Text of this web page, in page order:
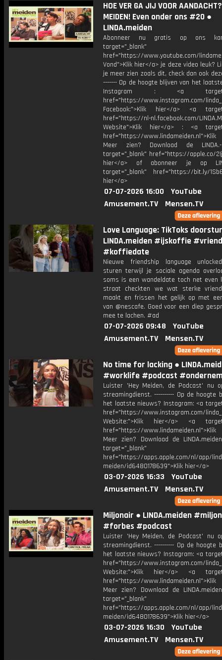
HOE VER GA JIJ VOOR
MEIDEN! Even onder ons #20 ●
LINDA.meiden
Abonneer nu gratis op ons
target="_blank"
href="https://www.youtube.com/
Vond">Klik hier</a> je deze video leuk?
je meer zien zoals dit, check dan ook
------- Op de hoogte blijven van het
Instagram : <a
href="https://www.instagram.com/
Facebook:">Klik hier</a> <a
href="https://nl-nl.facebook.com/
Website">Klik hier</a> : <a
href="https://
Meer zien? Download de
target="_blank" href="https://apple.co/
hier</a> of abonneer je op
target="_blank" href="https://bit.ly/
hier</a>
07-07-2026 16:00
YouTube
Amusement.TV
Mensen.TV
Love Language: TikToks
LINDA.meiden #ijskoffie
#koffiedate
Nieuwe friendship language
sturen terwijl je sociale agenda
soms is een wandeldate toch net even
straat checkten we wat sterke
maakt en frissen het gelijk op met
van @nescafe. Goed voor een diep
mee te lachen. #ad
07-07-2026 09:48
YouTube
Amusement.TV
Mensen.TV
No time for lacking ●
#worklife #podcast
Luister 'Hey Meiden, de Podcast' nu
streamingdienst. ---------- Op de hoogte
het laatste nieuws? Instagram: <a
href="https://www.instagram.com/
Website:">Klik hier</a> <a
href="https://
Meer zien? Download de
target="_blank"
href="https://apps.apple.com/nl/app/
meiden/id6480178639">Klik hier</a>
03-07-2026 16:33
YouTube
Amusement.TV
Mensen.TV
Miljonair ● LINDA.meiden
#forbes #podcast
Luister 'Hey Meiden, de Podcast' nu
streamingdienst. ---------- Op de hoogte
het laatste nieuws? Instagram: <a
href="https://www.instagram.com/
Website:">Klik hier</a> <a
href="https://
Meer zien? Download de
target="_blank"
href="https://apps.apple.com/nl/app/
meiden/id6480178639">Klik hier</a>
03-07-2026 16:30
YouTube
Amusement.TV
Mensen.TV